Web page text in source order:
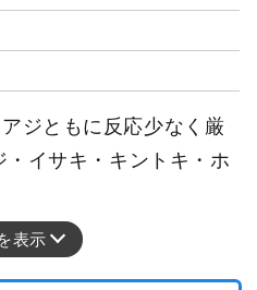
ジともに反応少なく厳
・イサキ・キントキ・ホ
表示